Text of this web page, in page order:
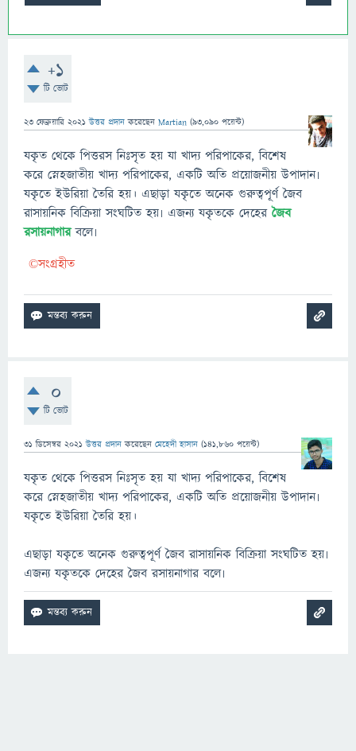
+1
টি ভোট
23 ফেব্রুয়ারি 2021 উত্তর প্রদান করেছেন Martian (93,090 পয়েন্ট)
যকৃত থেকে পিত্তরস নিঃসৃত হয় যা খাদ্য পরিপাকের, বিশেষ
করে স্নেহজাতীয় খাদ্য পরিপাকের, একটি অতি প্রয়োজনীয় উপাদান৷
যকৃতে ইউরিয়া তৈরি হয়। এছাড়া যকৃতে অনেক গুরুত্বপূর্ণ জৈব
রাসায়নিক বিক্রিয়া সংঘটিত হয়৷ এজন্য যকৃতকে দেহেরজৈব
রসায়নাগারবলে৷
©সংগ্রহীত
0
টি ভোট
31 ডিসেম্বর 2021 উত্তর প্রদান করেছেন মেহেদী হাসান (141,860 পয়েন্ট)
যকৃত থেকে পিত্তরস নিঃসৃত হয় যা খাদ্য পরিপাকের, বিশেষ
করে স্নেহজাতীয় খাদ্য পরিপাকের, একটি অতি প্রয়োজনীয় উপাদান৷
যকৃতে ইউরিয়া তৈরি হয়।
এছাড়া যকৃতে অনেক গুরুত্বপূর্ণ জৈব রাসায়নিক বিক্রিয়া সংঘটিত হয়৷
এজন্য যকৃতকে দেহের জৈব রসায়নাগার বলে৷